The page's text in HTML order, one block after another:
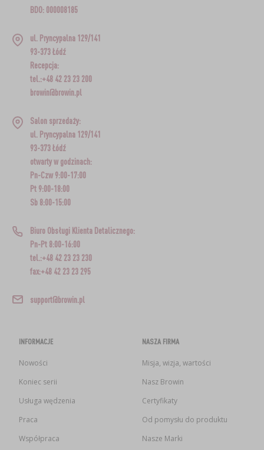
BDO: 000008185
ul. Pryncypalna 129/141
93-373 Łódź
Recepcja:
tel.:+48 42 23 23 200
browin@browin.pl
Salon sprzedaży:
ul. Pryncypalna 129/141
93-373 Łódź
otwarty w godzinach:
Pn-Czw 9:00-17:00
Pt 9:00-18:00
Sb 8:00-15:00
Biuro Obsługi Klienta Detalicznego:
Pn-Pt 8:00-16:00
tel.:+48 42 23 23 230
fax:+48 42 23 23 295
support@browin.pl
INFORMACJE
Nowości
Koniec serii
Usługa wędzenia
Praca
Współpraca
NASZA FIRMA
Misja, wizja, wartości
Nasz Browin
Certyfikaty
Od pomysłu do produktu
Nasze Marki